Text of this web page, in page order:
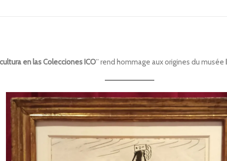
en las Colecciones ICO” rend hommage aux origines du musée